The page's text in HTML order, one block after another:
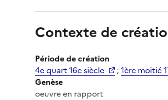
Contexte de
Période de création
4e quart 16e siècle
;1ère moitié
Genèse
oeuvre en rapport